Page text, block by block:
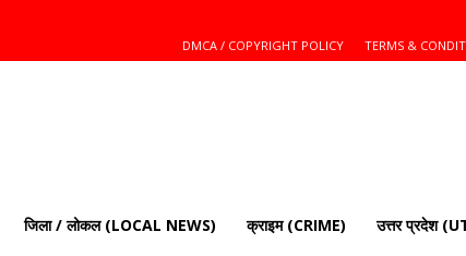
DMCA / COPYRIGHT POLICY TERMS &
की
ताज़ा
जिला / लोकल (LOCAL NEWS) क्राइम (CRIME) उत्तर प्रदेश